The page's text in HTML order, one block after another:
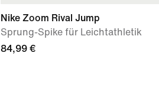
Nike Zoom Rival Jump
Sprung-Spike für Leichtathletik
84,99 €